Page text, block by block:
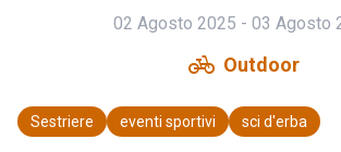
02 Agosto 2025 - 03 Agosto
pedal_bike Outdoor
Sestriere eventi sportivi sci d'erba